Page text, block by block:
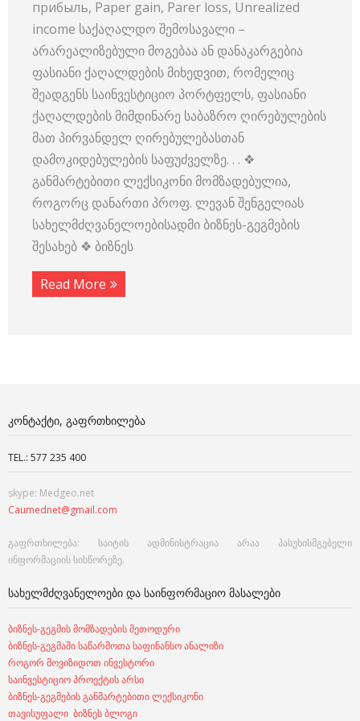
прибыль, Paper gain, Parer loss, Unrealized
income საქაღალდო შემოსავალი –
არარეალიზებული მოგებაა ან დანაკარგებია
ფასიანი ქაღალდების მიხედვით, რომელიც
შეადგენს საინვესტიციო პორტფელს, ფასიანი
ქაღალდების მიმდინარე საბაზრო ღირებულების
მათ პირვანდელ ღირებულებასთან
დამოკიდებულების საფუძველზე. . . ❖
განმარტებითი ლექსიკონი მომზადებულია,
როგორც დანართი პროფ. ლევან შენგელიას
სახელმძღვანელოებისადმი ბიზნეს-გეგმების
შესახებ ❖ ბიზნეს
Read More
ᲙᲝᲜᲢᲐᲥᲢᲘ, ᲒᲐᲤᲠᲗᲮᲘᲚᲔᲑᲐ
TEL.: 577 235 400
skype: Medgeo.net
Caumednet@gmail.com
გაფრთხილება: საიტის ადმინისტრაცია არაა პასუხისმგებელი
ინფორმაციის სისწორეზე.
ᲡᲐᲮᲔᲚᲛᲫᲦᲕᲐᲜᲔᲚᲝᲔᲑᲘ ᲓᲐ ᲡᲐᲘᲜᲤᲝᲠᲛᲐᲪᲘᲝ ᲛᲐᲡᲐᲚᲔᲑᲘ
ბიზნეს-გეგმის მომზადების მეთოდური
ბიზნეს-გეგმაში საწარმოთა საფინანსო ანალიზი
როგორ მოვიზიდოთ ინვესტორი
საინვესტიციო პროექტის არსი
ბიზნეს-გეგმების განმარტებითი ლექსიკონი
თავისუფალი ბიზნეს ბლოგი